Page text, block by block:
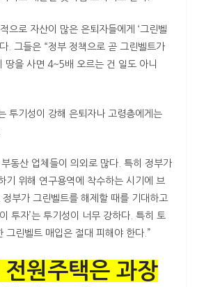
으로 자산이 많은 은퇴자들에게 ‘그린벨
. 그들은 “정부 정책으로 곧 그린벨트가
땅을 사면 4~5배 오르는 건 일도 아니
투기성이 강해 은퇴자나 고령층에게는
동산 업체들이 의외로 많다. 특히 정부가
기 위해 연구용역에 착수하는 시기에 브
부가 그린벨트를 해제할 때를 기대하고
투자’는 투기성이 너무 강하다. 특히 토
그린벨트 매입은 절대 피해야 한다.”
원주택은 과장